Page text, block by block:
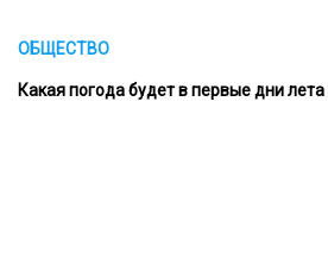
ОБЩЕСТВО
Какая погода будет в первые дни лета